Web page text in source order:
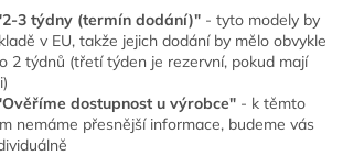
3 týdny (termín dodání)" - tyto modely by
v EU, takže jejich dodání by mělo obvykle
2 týdnů (třetí týden je rezervní, pokud mají
dostupnost u výrobce" - k těmto
nemáme přesnější informace, budeme vás